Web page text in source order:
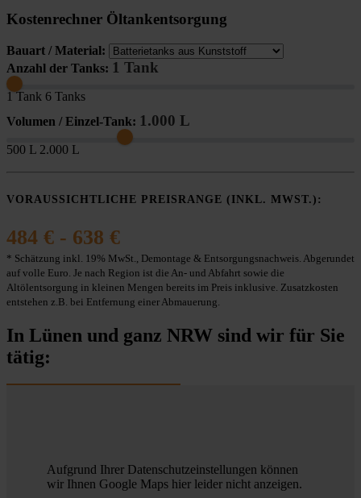
Kostenrechner Öltankentsorgung
Bauart / Material:
Anzahl der Tanks: 1 Tank
1 Tank 6 Tanks
Volumen / Einzel-Tank: 1.000 L
500 L 2.000 L
VORAUSSICHTLICHE PREISRANGE (INKL. MWST.):
484 € - 638 €
* Schätzung inkl. 19% MwSt., Demontage & Entsorgungsnachweis. Abgerundet
auf volle Euro. Je nach Region ist die An- und Abfahrt sowie die
Altölentsorgung in kleinen Mengen bereits im Preis inklusive. Zusatzkosten
entstehen z.B. bei Entfernung einer Abmauerung.
In Lünen und ganz NRW sind wir für Sie
tätig:
Aufgrund Ihrer Datenschutzeinstellungen können
wir Ihnen Google Maps hier leider nicht anzeigen.